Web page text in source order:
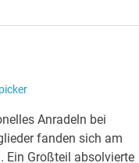
Anradeln bei
fanden sich am
Ein Großteil absolvierte